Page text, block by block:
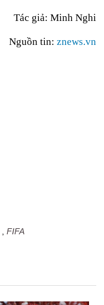
Tác giả: Minh Nghi
Nguồn tin: znews.vn
,FIFA